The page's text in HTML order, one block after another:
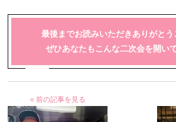
最後までお読みいただきありがとう
ぜひあなたもこんな二次会を開い
« 前の記事を見る